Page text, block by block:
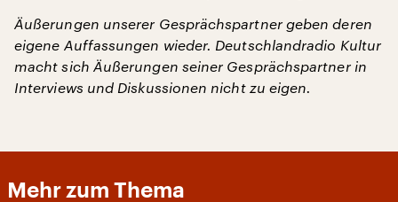
Äußerungen unserer Gesprächspartner geben deren
eigene Auffassungen wieder. Deutschlandradio Kultur
macht sich Äußerungen seiner Gesprächspartner in
Interviews und Diskussionen nicht zu eigen.
Mehr zum Thema